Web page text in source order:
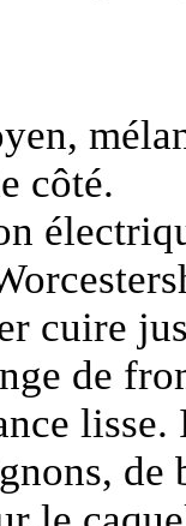
côté.
cuire
de
de